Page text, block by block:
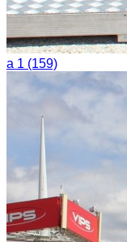
a 1 (159)